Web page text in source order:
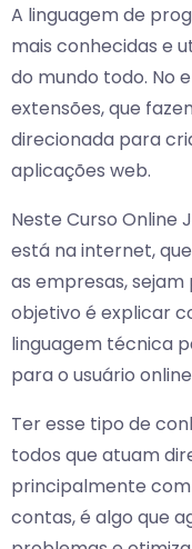
A linguagem de
mais conhecidas e
do mundo todo. No
extensões, que
direcionada para
aplicações web.
Neste Curso Online
está na internet,
as empresas, sejam
objetivo é explicar
linguagem técnica
para o usuário
Ter esse tipo de
todos que atuam
principalmente
contas, é algo que